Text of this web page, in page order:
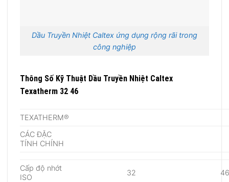
Dầu Truyền Nhiệt Caltex ứng dụng rộng rãi trong
công nghiệp
Thông Số Kỹ Thuật Dầu Truyền Nhiệt Caltex
Texatherm 32 46
TEXATHERM®
CÁC ĐẶC
TÍNH CHÍNH
Cấp độ nhớt
ISO
32 46